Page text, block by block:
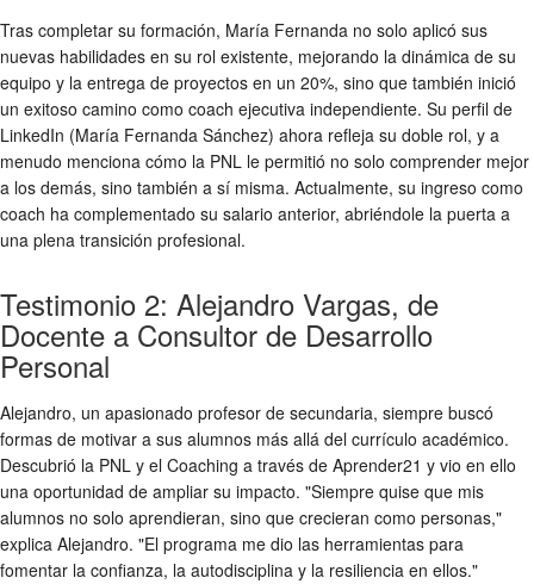
Tras completar su formación, María Fernanda no solo aplicó sus
nuevas habilidades en su rol existente, mejorando la dinámica de su
equipo y la entrega de proyectos en un 20%, sino que también inició
un exitoso camino como coach ejecutiva independiente. Su perfil de
LinkedIn (María Fernanda Sánchez) ahora refleja su doble rol, y a
menudo menciona cómo la PNL le permitió no solo comprender mejor
a los demás, sino también a sí misma. Actualmente, su ingreso como
coach ha complementado su salario anterior, abriéndole la puerta a
una plena transición profesional.
Testimonio 2: Alejandro Vargas, de
Docente a Consultor de Desarrollo
Personal
Alejandro, un apasionado profesor de secundaria, siempre buscó
formas de motivar a sus alumnos más allá del currículo académico.
Descubrió la PNL y el Coaching a través de Aprender21 y vio en ello
una oportunidad de ampliar su impacto. "Siempre quise que mis
alumnos no solo aprendieran, sino que crecieran como personas,"
explica Alejandro. "El programa me dio las herramientas para
fomentar la confianza, la autodisciplina y la resiliencia en ellos."